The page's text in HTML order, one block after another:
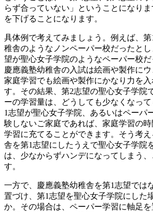
らず合っていない」ということになり
を下げることになります。
具体例で考えてみましょう。例えば、
稚舎のようなノンペーパー校だったと
望が聖心女子学院のようなペーパー校だ
慶應義塾幼稚舎の入試は絵画や製作にウ
家庭学習でも絵画や製作にかなり力を入
す。その結果、第2志望の聖心女子学院
ーの学習量は、どうしても少なくなっ
1志望が聖心女子学院、あるいはペーパ
験しないご家庭であれば、家庭学習の
学習に充てることができます。そう考
舎を第1志望にしたうえで聖心女子学院
は、少なからずハンデになってしまう
す。
一方で、慶應義塾幼稚舎を第1志望では
置づけ、第1志望を聖心女子学院にした
か。その場合は、ペーパー学習に軸足